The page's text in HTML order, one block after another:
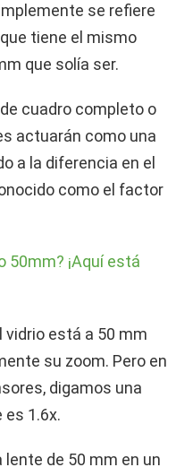
se refiere
tiene el mismo
que solía ser.
cuadro completo o
actuarán como una
a la diferencia en el
como el factor
vidrio está a 50 mm
su zoom. Pero en
digamos una
es 1.6x.
de 50 mm en un